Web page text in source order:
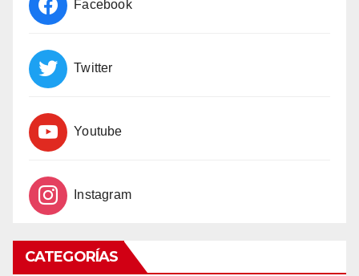
Facebook
Twitter
Youtube
Instagram
CATEGORÍAS